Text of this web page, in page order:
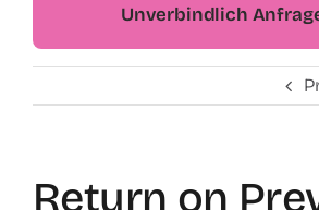
Insights
Unverbindlich
Return on